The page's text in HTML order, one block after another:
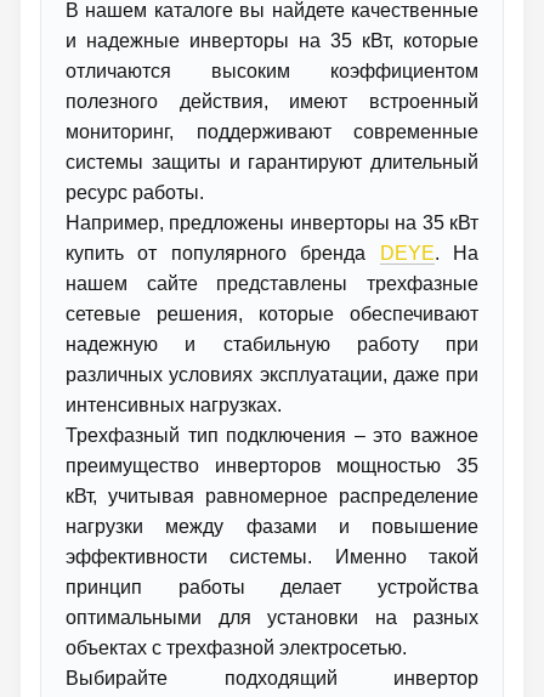
В нашем каталоге вы найдете качественные
и надежные инверторы на 35 кВт, которые
отличаются высоким коэффициентом
полезного действия, имеют встроенный
мониторинг, поддерживают современные
системы защиты и гарантируют длительный
ресурс работы.
Например, предложены инверторы на 35 кВт
купить от популярного бренда
DEYE. На
нашем сайте представлены трехфазные
сетевые решения, которые обеспечивают
надежную и стабильную работу при
различных условиях эксплуатации, даже при
интенсивных нагрузках.
Трехфазный тип подключения – это важное
преимущество инверторов мощностью 35
кВт, учитывая равномерное распределение
нагрузки между фазами и повышение
эффективности системы. Именно такой
принцип работы делает устройства
оптимальными для установки на разных
объектах с трехфазной электросетью.
Выбирайте подходящий инвертор